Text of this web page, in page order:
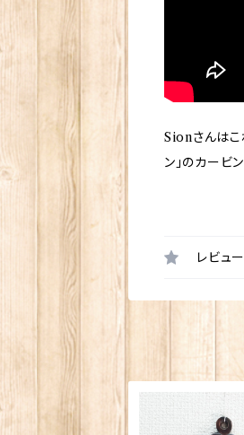
Sionさんはこ
ン」のカービ
レビュー